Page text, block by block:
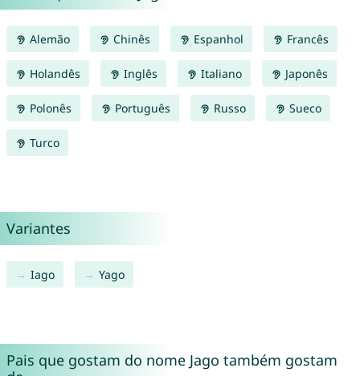
Alemão Chinês Espanhol Francês
Holandês Inglês Italiano Japonês
Polonês Português Russo Sueco
Turco
Variantes
Iago Yago
Pais que gostam do nome Jago também gostam